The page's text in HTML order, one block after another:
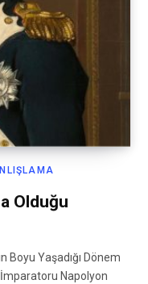
Olduğu
Boyu Yaşadığı Dönem
İmparatoru Napolyon